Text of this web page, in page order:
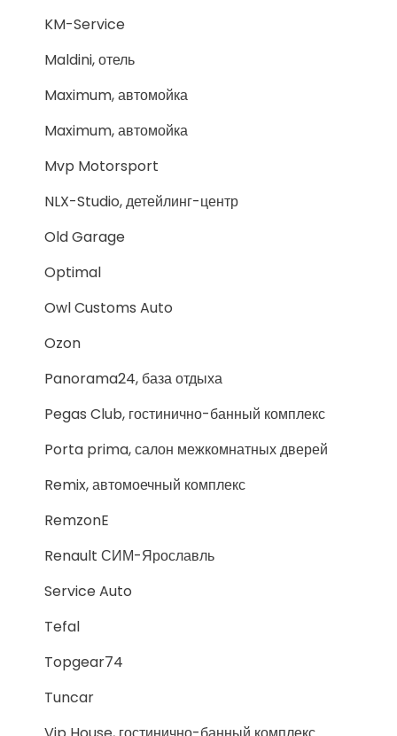
KM-Service
Maldini, отель
Maximum, автомойка
Maximum, автомойка
Mvp Motorsport
NLX-Studio, детейлинг-центр
Old Garage
Optimal
Owl Customs Auto
Ozon
Panorama24, база отдыха
Pegas Club, гостинично-банный комплекс
Porta prima, салон межкомнатных дверей
Remix, автомоечный комплекс
RemzonE
Renault СИМ-Ярославль
Service Auto
Tefal
Topgear74
Tuncar